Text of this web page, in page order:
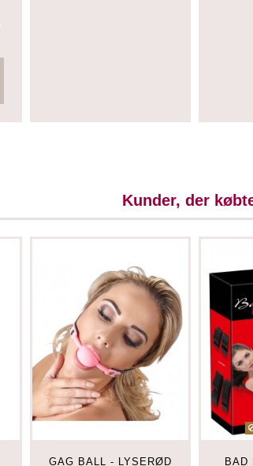
Kunder, der
GAG BALL - LYSERØD
BAD